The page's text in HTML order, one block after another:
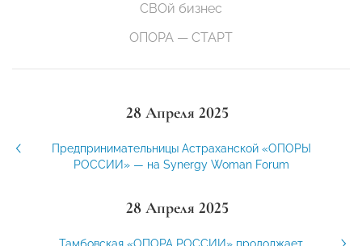
СВОй бизнес
ОПОРА — СТАРТ
28 Апреля 2025
Предпринимательницы Астраханской «ОПОРЫ
РОССИИ» — на Synergy Woman Forum
28 Апреля 2025